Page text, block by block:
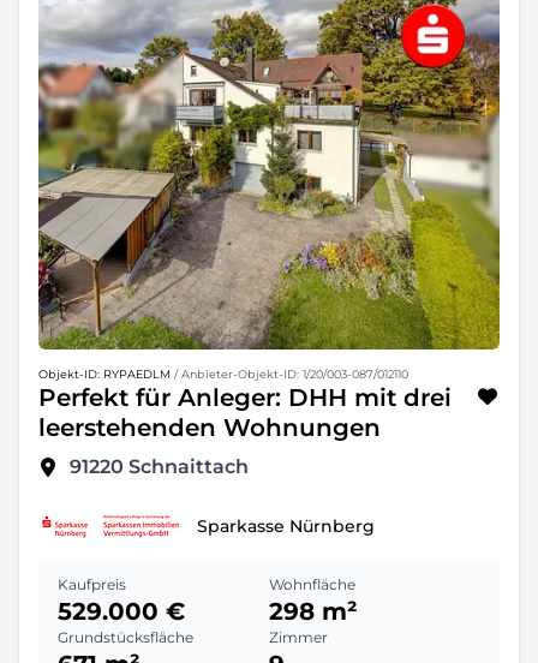
Objekt-ID: RYPAEDLM / Anbieter-Objekt-ID: 1/20/003-087/012110
Perfekt für Anleger: DHH mit drei
leerstehenden Wohnungen
91220 Schnaittach
Sparkasse Nürnberg
Kaufpreis
529.000 €
Wohnfläche
298 m²
Grundstücksfläche Zimmer